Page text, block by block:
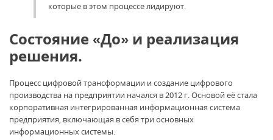
которые в этом процессе лидируют.
Состояние «До» и реализация
решения.
Процесс цифровой трансформации и создание цифрового
производства на предприятии начался в 2012 г. Основой её стала
корпоративная интегрированная информационная система
предприятия, включающая в себя три основных
информационных системы.